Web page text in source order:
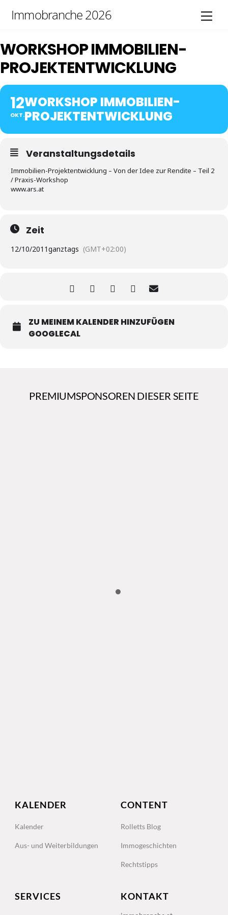
Immobranche 2026
WORKSHOP IMMOBILIEN-
PROJEKTENTWICKLUNG
12
OKT.
WORKSHOP IMMOBILIEN-
PROJEKTENTWICKLUNG
Veranstaltungsdetails
Immobilien-Projektentwicklung – Von der Idee zur Rendite – Teil 2
/ Praxis-Workshop
www.ars.at
Zeit
12/10/2011ganztags (GMT+02:00)
ZU MEINEM KALENDER HINZUFÜGEN
GOOGLECAL
PREMIUMSPONSOREN DIESER SEITE
KALENDER
Kalender
Aus- und Weiterbildungen
CONTENT
Rolletts Blog
Immogeschichten
Rechtstipps
SERVICES KONTAKT